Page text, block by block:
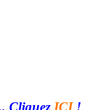
Cliquez ICI!